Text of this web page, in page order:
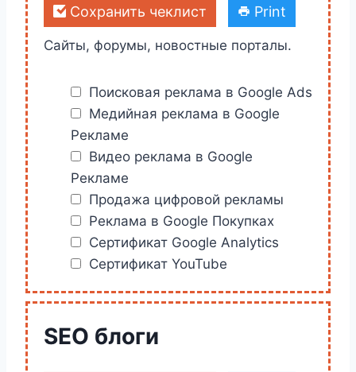
Сохранить чеклист Print
Сайты, форумы, новостные порталы.
Поисковая реклама в Google Ads
Медийная реклама в Google
Рекламе
Видео реклама в Google
Рекламе
Продажа цифровой рекламы
Реклама в Google Покупках
Сертификат Google Analytics
Сертификат YouTube
SEO блоги